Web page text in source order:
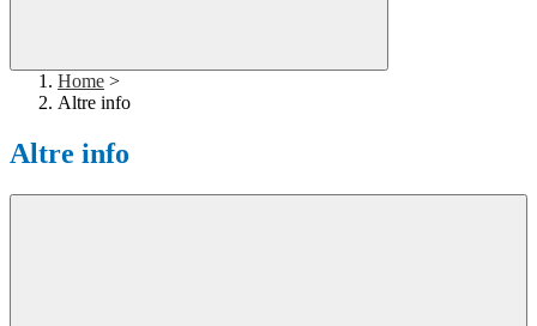
Home >
Altre info
Altre info